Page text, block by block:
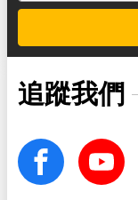
追蹤我們
facebook Youtube